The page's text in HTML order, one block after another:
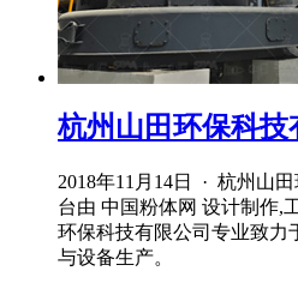
杭州山田环保科技
2018年11月14日 · 杭州山
台由 中国粉体网 设计制作,
环保科技有限公司专业致力
与设备生产。